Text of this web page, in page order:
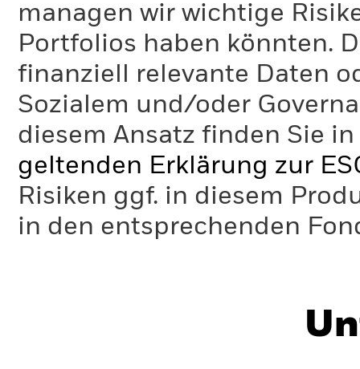
managen wir wichtige
Portfolios haben könnten.
finanziell relevante Daten
Sozialem und/oder
diesem Ansatz finden Sie
geltenden Erklärung zur
Risiken ggf. in diesem
in den entsprechenden